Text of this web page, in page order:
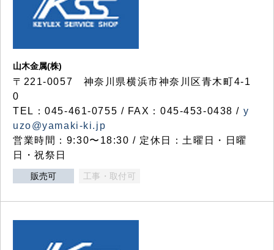
山木金属(株)
〒221-0057 神奈川県横浜市神奈川区青木町4-1
0
TEL：045-461-0755 / FAX：045-453-0438 / y
uzo@yamaki-ki.jp
営業時間：9:30〜18:30 / 定休日：土曜日・日曜
日・祝祭日
販売可 工事・取付可